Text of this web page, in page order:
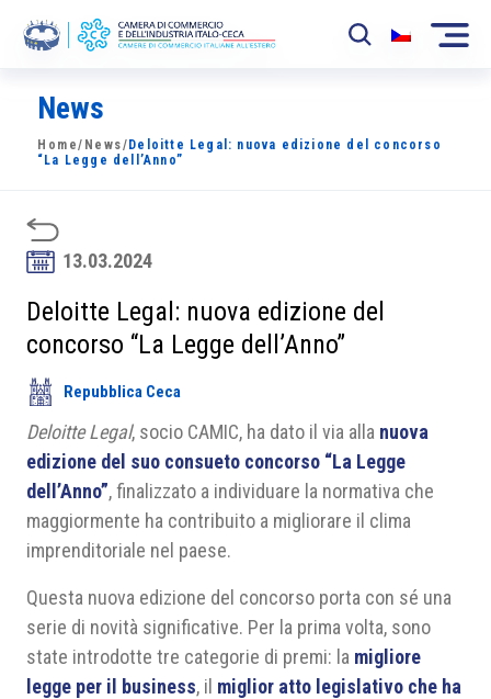
La Camera
News
Sviluppo Mercato
Soci
Partner
Progetti
Area riservata
News
Home/ News/ Deloitte Legal: nuova edizione del concorso
“La Legge dell’Anno”
13.03.2024
Deloitte Legal: nuova edizione del
concorso “La Legge dell’Anno”
Repubblica Ceca
Deloitte Legal, socio CAMIC, ha dato il via alla nuova
edizione del suo consueto concorso “La Legge
dell’Anno”, finalizzato a individuare la normativa che
maggiormente ha contribuito a migliorare il clima
imprenditoriale nel paese.
Questa nuova edizione del concorso porta con sé una
serie di novità significative. Per la prima volta, sono
state introdotte tre categorie di premi: la migliore
legge per il business, il miglior atto legislativo che ha